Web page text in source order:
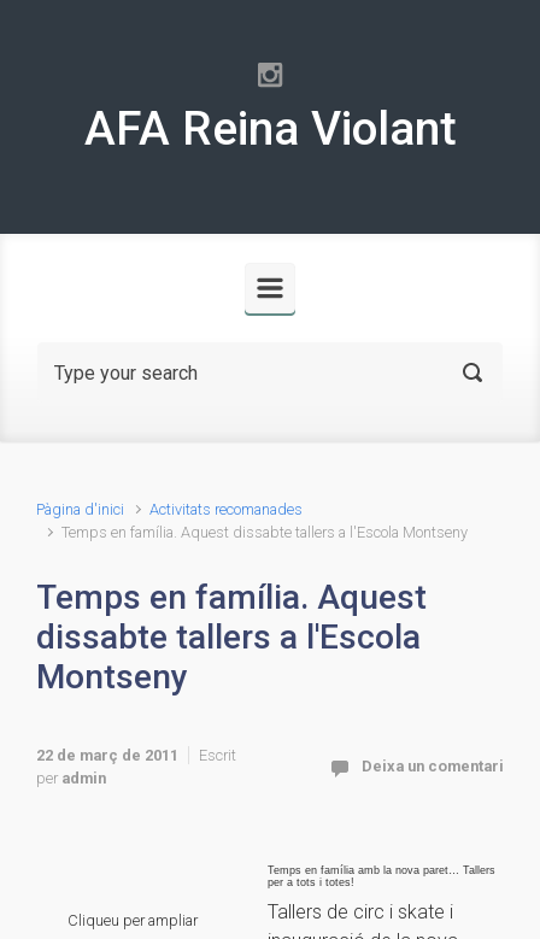
AFA Reina Violant
Pàgina d'inici
Activitats recomanades
Temps en família. Aquest dissabte tallers a l'Escola Montseny
Temps en família. Aquest
dissabte tallers a l'Escola
Montseny
22 de març de 2011
Escrit
per admin
Deixa un comentari
Cliqueu per ampliar
Temps en família amb la nova paret… Tallers
per a tots i totes!
Tallers de circ i skate i